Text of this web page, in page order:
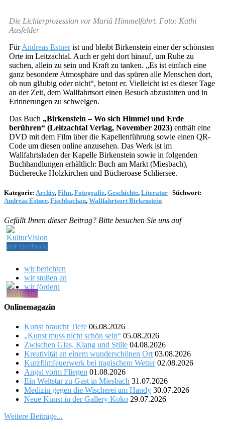
Die Lichterprozession vor Mariä Himmelfahrt. Foto: Kathi
Ausfelder
FürAndreas Estnerist und bleibt Birkenstein einer der schönsten
Orte im Leitzachtal. Auch er geht dort hinauf, um Ruhe zu
suchen, allein zu sein und Kraft zu tanken. „Es ist einfach eine
ganz besondere Atmosphäre und das spüren alle Menschen dort,
ob nun gläubig oder nicht“, betont er. Vielleicht ist es dieser Tage
an der Zeit, dem Wallfahrtsort einen Besuch abzustatten und in
Erinnerungen zu schwelgen.
Das Buch „Birkenstein – Wo sich Himmel und Erde
berühren“ (Leitzachtal Verlag, November 2023) enthält eine
DVD mit dem Film über die Kapellenführung sowie einen QR-
Code um diesen online anzusehen. Das Werk ist im
Wallfahrtsladen der Kapelle Birkenstein sowie in folgenden
Buchhandlungen erhältlich: Buch am Markt (Miesbach),
Bücherecke Holzkirchen und Bücheroase Schliersee.
Kategorie: Archiv, Film, Fotografie, Geschichte, Literatur | Stichwort:
Andreas Estner, Fischbachau, Wallfahrtsort Birkenstein
Gefällt Ihnen dieser Beitrag? Bitte besuchen Sie uns auf
wir berichten
wir stoßen an
wir fördern
Onlinemagazin
Kunst braucht Tiefe 06.08.2026
„Kunst muss nicht schön sein“ 05.08.2026
Zwischen Glas, Klang und Stille 04.08.2026
Kreativität an einem wunderschönen Ort 03.08.2026
Kurzfilmfeuerwerk bei tragischem Wetter 02.08.2026
Angst vorm Fliegen 01.08.2026
Ein Weltstar zu Gast in Miesbach 31.07.2026
Medizin gegen die Wischerei am Handy 30.07.2026
Neue Kunst in der Gallery Koko 29.07.2026
Weitere Beiträge...